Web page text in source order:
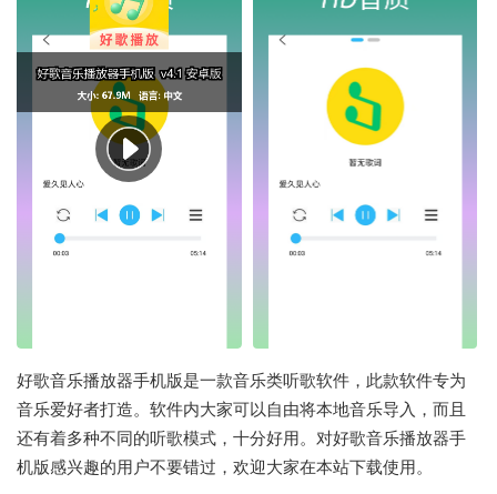
好歌音乐播放器手机版是一款音乐类听歌软件，此款软件专为
音乐爱好者打造。软件内大家可以自由将本地音乐导入，而且
还有着多种不同的听歌模式，十分好用。对好歌音乐播放器手
机版感兴趣的用户不要错过，欢迎大家在本站下载使用。